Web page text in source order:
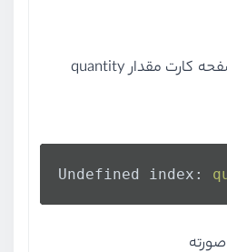
من هرکاری میکنم تو صفحه کارت مقدار quantity
Undefined index: